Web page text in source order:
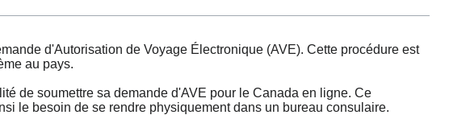
d'Autorisation de Voyage Électronique (AVE). Cette procédure est
au pays.
de soumettre sa demande d'AVE pour le Canada en ligne. Ce
le besoin de se rendre physiquement dans un bureau consulaire.